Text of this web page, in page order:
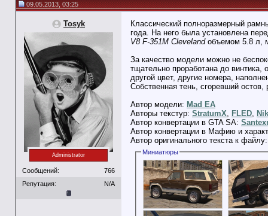
09.05.2013, 03:25
Tosyk
Administrator
Сообщений:
766
Репутация:
N/A
Классический полноразмерный
года. На него была установлена
V8 F-351М Clevelandобъемом 5.8 л,
За качество модели можно не
тщательно проработана до винтика,
другой цвет, другие номера,
Собственная тень, сгоревший остов,
Автор модели: Mad EA
Авторы текстур: StratumX, FLED,
Автор конвертации в GTA SA:
Автор конвертации в Мафию и
Автор оригинального текста к
Миниатюры